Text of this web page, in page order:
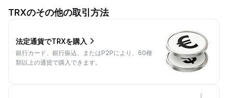
TRXのその他の取引方法
法定通貨でTRXを購入
銀行カード、銀行振込、またはP2Pにより、60種
類以上の通貨で購入できます。